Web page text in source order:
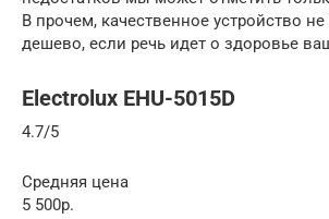
В прочем, качественное устройство
дешево, если речь идет о здоровье
Electrolux EHU-5015D
4.7/5
Средняя цена
5 500р.